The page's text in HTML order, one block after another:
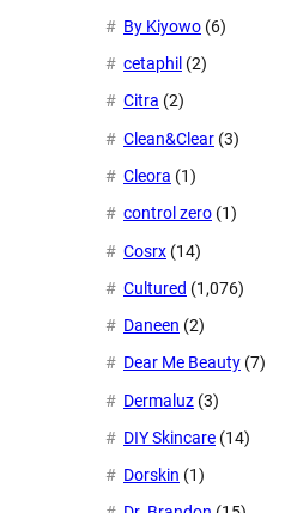
By Kiyowo (6)
cetaphil (2)
Citra (2)
Clean&Clear (3)
Cleora (1)
control zero (1)
Cosrx (14)
Cultured (1,076)
Daneen (2)
Dear Me Beauty (7)
Dermaluz (3)
DIY Skincare (14)
Dorskin (1)